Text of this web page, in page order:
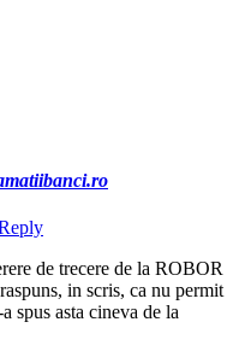
de trecere de la ROBOR
in scris, ca nu permit
spus asta cineva de la